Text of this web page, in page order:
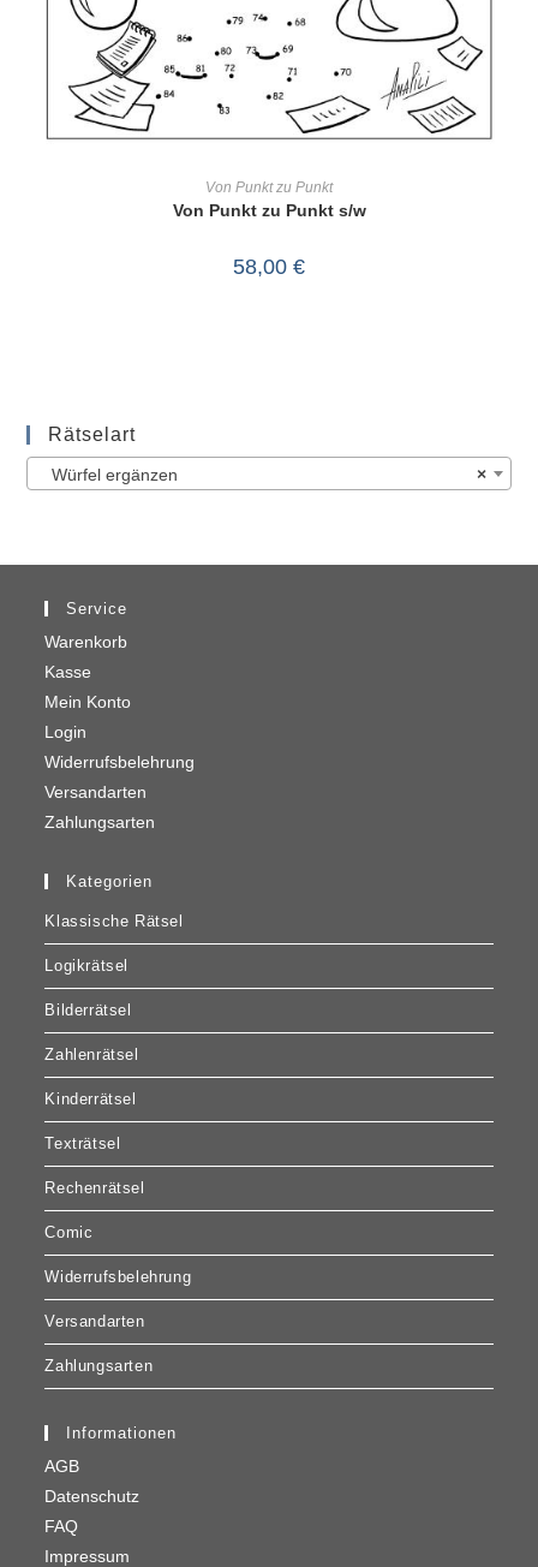
Von Punkt zu Punkt
Von Punkt zu Punkt s/w
58,00 €
Rätselart
×
Würfel ergänzen
Service
Warenkorb
Kasse
Mein Konto
Login
Widerrufsbelehrung
Versandarten
Zahlungsarten
Kategorien
Klassische Rätsel
Logikrätsel
Bilderrätsel
Zahlenrätsel
Kinderrätsel
Texträtsel
Rechenrätsel
Comic
Widerrufsbelehrung
Versandarten
Zahlungsarten
Informationen
AGB
Datenschutz
FAQ
Impressum